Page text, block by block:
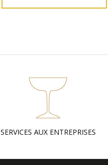
SERVICES AUX ENTREPRISES